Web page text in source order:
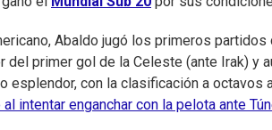
Abaldo jugó los primeros partidos
primer gol de la Celeste (ante Irak) y
esplendor, con la clasificación a octavos
intentar enganchar con la pelota ante